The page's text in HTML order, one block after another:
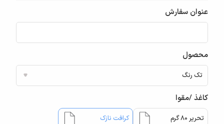
عنوان سفارش
محصول
کاغذ /مقوا
تحریر 80 گرم کرافت نازک